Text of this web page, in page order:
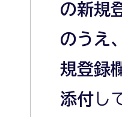
の新規
のうえ
規登録
添付し